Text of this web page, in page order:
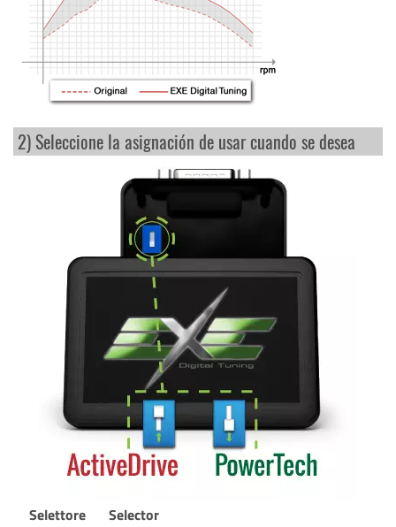
2) Seleccione la asignación de usar cuando se desea
Selettore Selector